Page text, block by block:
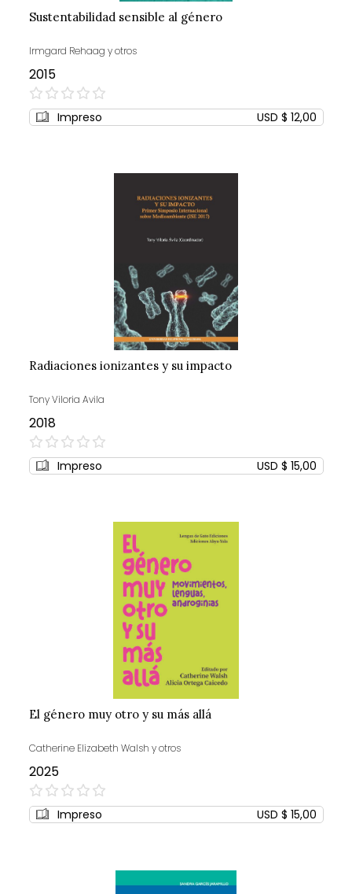
Sustentabilidad sensible al género
Irmgard Rehaag y otros
2015
0%
Impreso USD $ 12,00
Radiaciones ionizantes y su impacto
Tony Viloria Avila
2018
0%
Impreso USD $ 15,00
El género muy otro y su más allá
Catherine Elizabeth Walsh y otros
2025
0%
Impreso USD $ 15,00